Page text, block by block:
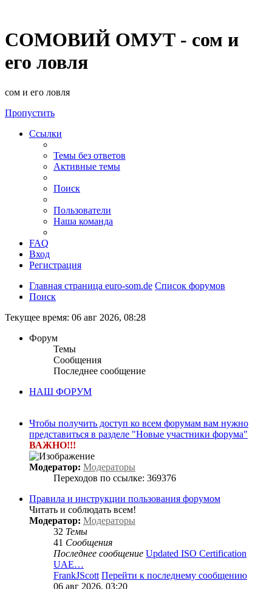
СОМОВИЙ ОМУТ - сом и
его ловля
сом и его ловля
Пропустить
Ссылки
Темы без ответов
Активные темы
Поиск
Пользователи
Наша команда
FAQ
Вход
Регистрация
Главная страница euro-som.de Список форумов
Поиск
Текущее время: 06 авг 2026, 08:28
Форум
Темы
Сообщения
Последнее сообщение
НАШ ФОРУМ
Чтобы получить доступ ко всем форумам вам нужно
представиться в разделе "Новые участники форума"
ВАЖНО!!!
Модератор: Модераторы
Переходов по ссылке: 369376
Правила и инструкции пользования форумом
Читать и соблюдать всем!
Модератор: Модераторы
32 Темы
41 Сообщения
Последнее сообщение Updated ISO Certification
UAE…
FrankJScott Перейти к последнему сообщению
06 авг 2026, 03:20